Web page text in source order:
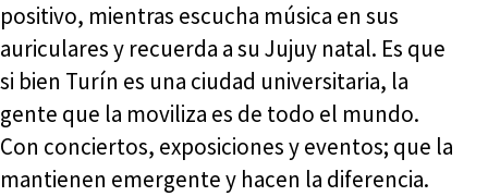
positivo, mientras escucha música en sus
auriculares y recuerda a su Jujuy natal. Es que
si bien Turín es una ciudad universitaria, la
gente que la moviliza es de todo el mundo.
Con conciertos, exposiciones y eventos; que la
mantienen emergente y hacen la diferencia.